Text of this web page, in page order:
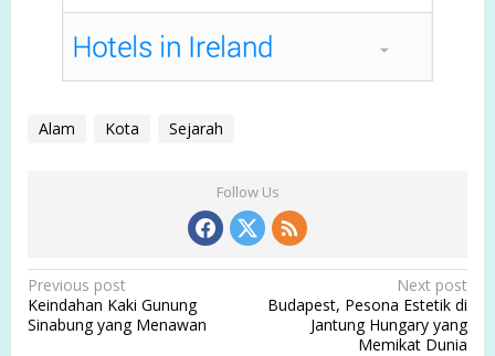
Alam Kota Sejarah
Follow Us
P
o
Previous post
Keindahan Kaki Gunung
Sinabung yang Menawan
Next post
Budapest, Pesona Estetik di
Jantung Hungary yang
Memikat Dunia